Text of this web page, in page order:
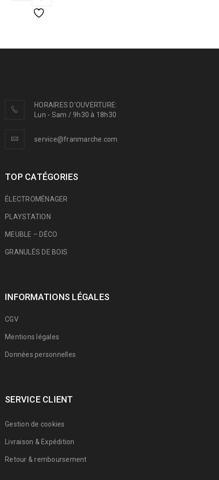
HORAIRES D'OUVERTURE:
Lun - Sam / 9h30 à 18h30
service@franmarche.com
TOP CATÉGORIES
ÉLECTROMÉNAGER
PLAYSTATION
MEUBLE – DÉCO
GRANULÉS DE BOIS
INFORMATIONS LÉGALES
CGV
Mentions légales
Données personnelles
SERVICE CLIENT
Gestion de cookies
Livraison & Expédition
Retour & remboursement